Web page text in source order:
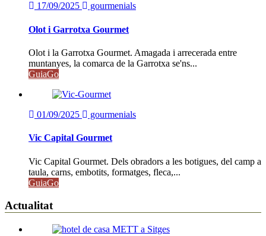
17/09/2025 gourmenials
Olot i Garrotxa Gourmet
Olot i la Garrotxa Gourmet. Amagada i arrecerada entre
muntanyes, la comarca de la Garrotxa se'ns...
GuiaGo
01/09/2025 gourmenials
Vic Capital Gourmet
Vic Capital Gourmet. Dels obradors a les botigues, del camp a
taula, carns, embotits, formatges, fleca,...
GuiaGo
Actualitat